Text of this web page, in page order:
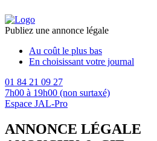
Publiez une annonce légale
Au coût le plus bas
En choisissant votre journal
01 84 21 09 27
7h00 à 19h00 (non surtaxé)
Espace JAL-Pro
ANNONCE LÉGALE